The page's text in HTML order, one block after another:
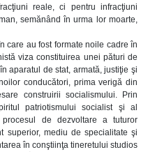
reale, ci pentru infracţiuni
semănând în urma lor moarte,
care au fost formate noile cadre în
viza constituirea unei pături de
aparatul de stat, armată, justiţie şi
conducători, prima verigă din
construirii socialismului. Prin
patriotismului socialist şi al
procesul de dezvoltare a tuturor
superior, mediu de specialitate şi
în conştiinţa tineretului studios